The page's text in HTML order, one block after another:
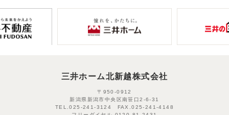
三井ホーム北新越株式会社
〒950-0912
新潟県新潟市中央区南笹口2-6-31
TEL.025-241-3124 FAX.025-241-4148